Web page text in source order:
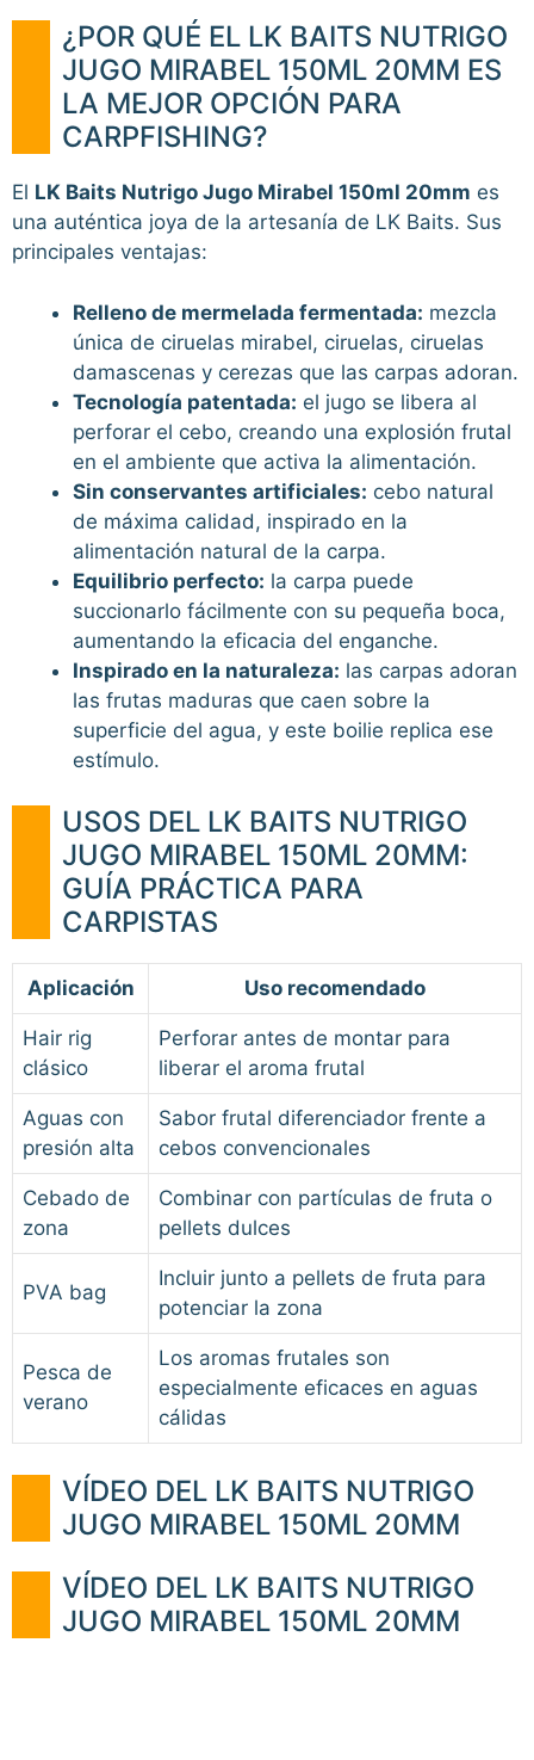
¿POR QUÉ EL LK BAITS NUTRIGO
JUGO MIRABEL 150ML 20MM ES
LA MEJOR OPCIÓN PARA
CARPFISHING?
El LK Baits Nutrigo Jugo Mirabel 150ml 20mm es
una auténtica joya de la artesanía de LK Baits. Sus
principales ventajas:
Relleno de mermelada fermentada: mezcla
única de ciruelas mirabel, ciruelas, ciruelas
damascenas y cerezas que las carpas adoran.
Tecnología patentada: el jugo se libera al
perforar el cebo, creando una explosión frutal
en el ambiente que activa la alimentación.
Sin conservantes artificiales: cebo natural
de máxima calidad, inspirado en la
alimentación natural de la carpa.
Equilibrio perfecto: la carpa puede
succionarlo fácilmente con su pequeña boca,
aumentando la eficacia del enganche.
Inspirado en la naturaleza: las carpas adoran
las frutas maduras que caen sobre la
superficie del agua, y este boilie replica ese
estímulo.
USOS DEL LK BAITS NUTRIGO
JUGO MIRABEL 150ML 20MM:
GUÍA PRÁCTICA PARA
CARPISTAS
Aplicación Uso recomendado
Hair rig
clásico
Perforar antes de montar para
liberar el aroma frutal
Aguas con
presión alta
Sabor frutal diferenciador frente a
cebos convencionales
Cebado de
zona
Combinar con partículas de fruta o
pellets dulces
PVA bag
Incluir junto a pellets de fruta para
potenciar la zona
Pesca de
verano
Los aromas frutales son
especialmente eficaces en aguas
cálidas
VÍDEO DEL LK BAITS NUTRIGO
JUGO MIRABEL 150ML 20MM
VÍDEO DEL LK BAITS NUTRIGO
JUGO MIRABEL 150ML 20MM